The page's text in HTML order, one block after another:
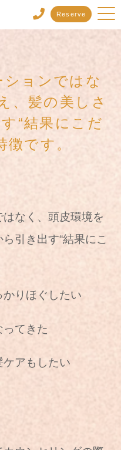
Reserve
ョンではな
、髪の美しさ
“結果にこだ
徴です。
なく、頭皮環境を
引き出す“結果にこ
かりほぐしたい
ってきた
ケアもしたい